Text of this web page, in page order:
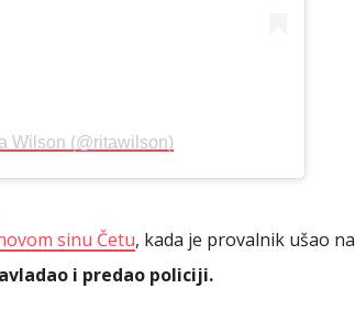
Wilson (@ritawilson)
sinu Četu, kada je provalnik ušao na
i predao policiji.